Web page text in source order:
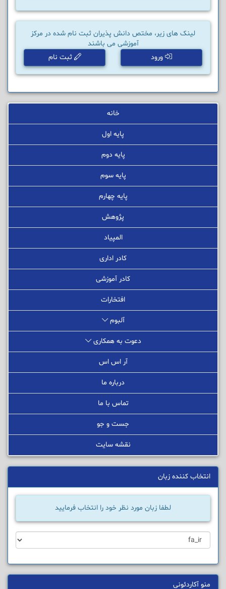
لینک های زیر، مختص دانش پذیران ثبت نام شده در مرکز
آموزشی می باشند
ورود
ثبت نام
خانه
پایه اول
پایه دوم
پایه سوم
پایه چهارم
پژوهش
المپیاد
کادر اداری
کادر آموزشی
افتخارات
آلبوم
دعوت به همکاری
آر اس اس
درباره ما
تماس با ما
جست و جو
نقشه سایت
انتخاب کننده زبان
لطفا زبان مورد نظر خود را انتخاب فرمایید
منو آکاردئونی